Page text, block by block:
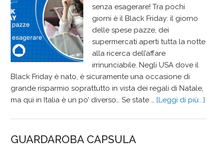
senza esagerare! Tra pochi
giorni è il Black Friday: il giorno
delle spese pazze, dei
supermercati aperti tutta la notte
alla ricerca dell’affare
irrinunciabile. Negli USA dove il
Black Friday è nato, è sicuramente una occasione di
grande risparmio soprattutto in vista dei regali di Natale,
ma qui in Italia è un po’ diverso… Se state …[Leggi di più...]
GUARDAROBA CAPSULA